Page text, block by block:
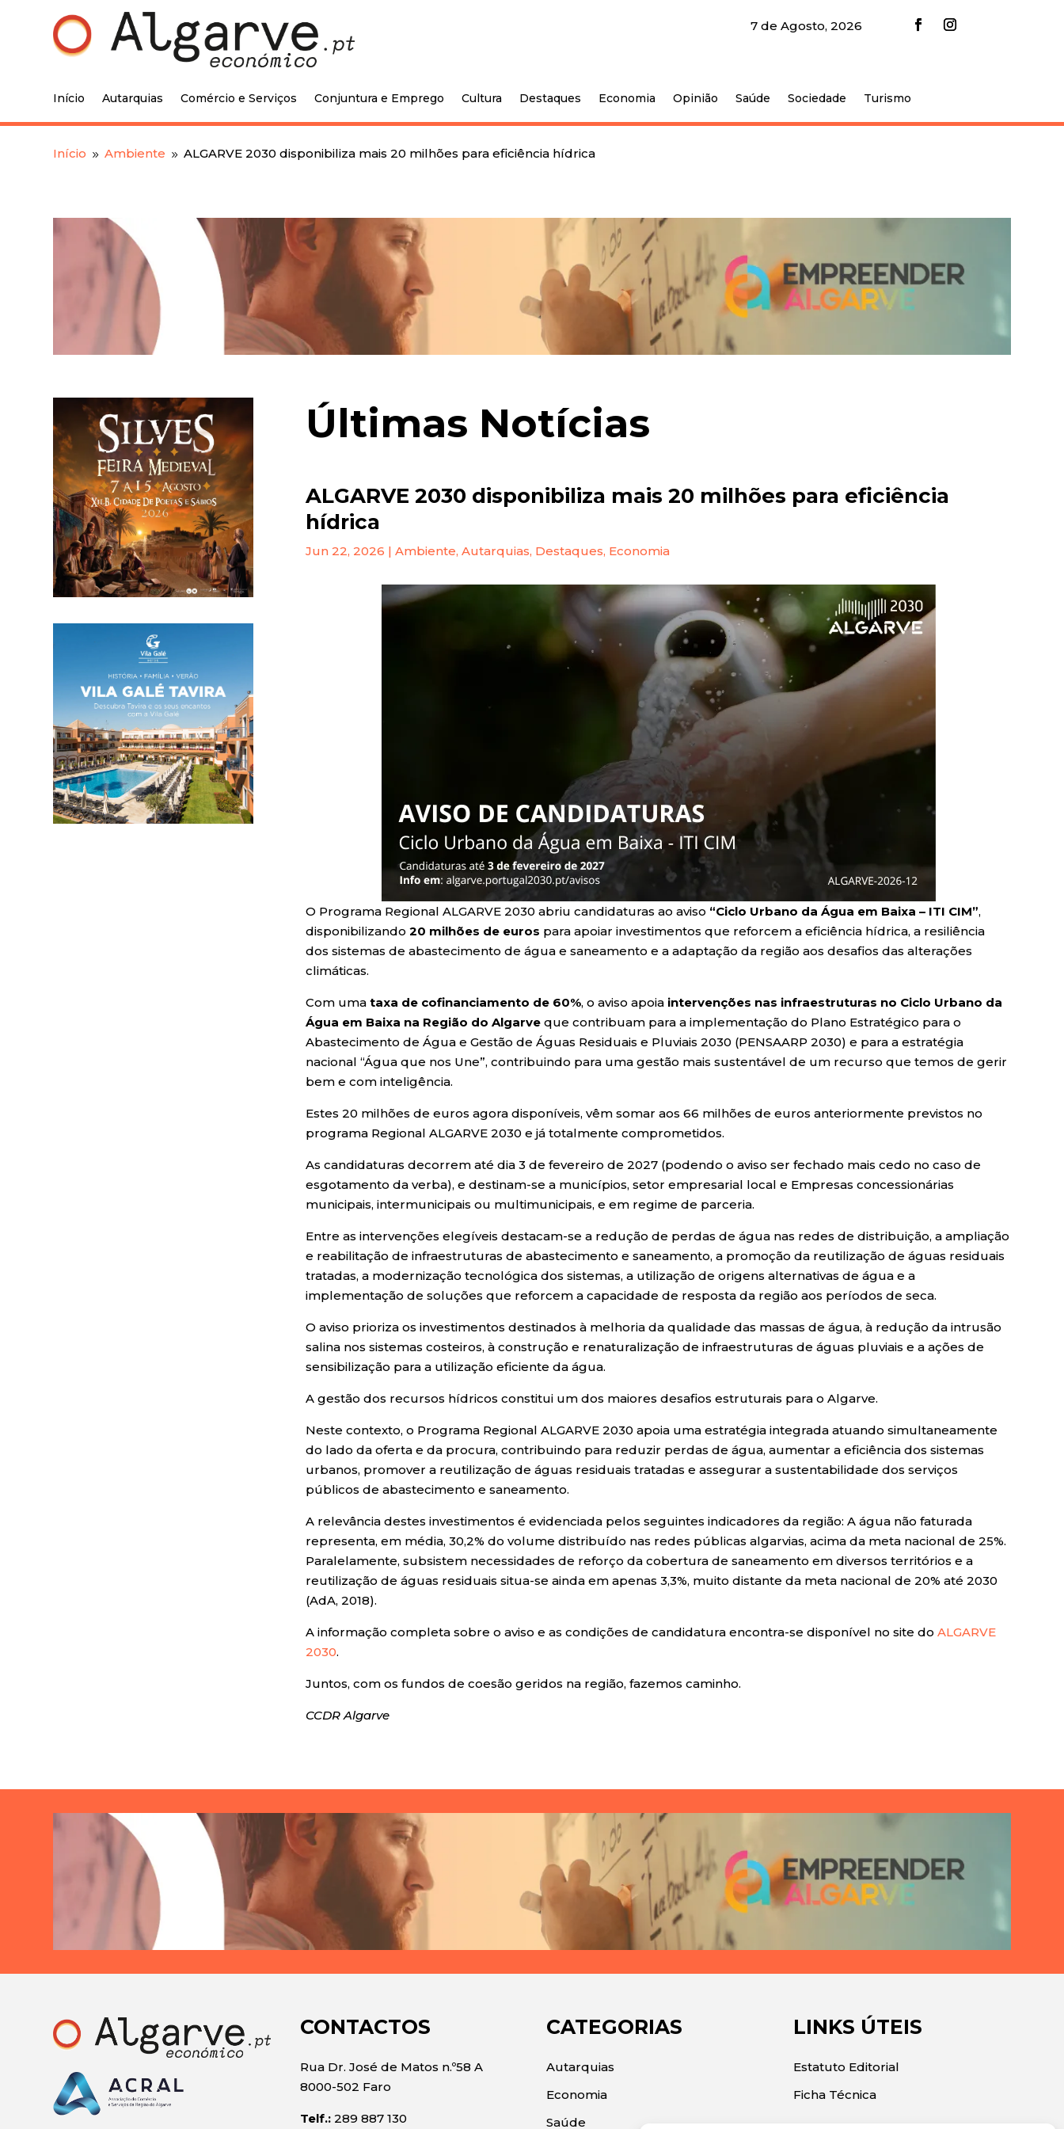
7 de Agosto, 2026
Início Autarquias Comércio e Serviços Conjuntura e Emprego Cultura Destaques Economia Opinião Saúde Sociedade Turismo
Início 9 Ambiente 9 ALGARVE 2030 disponibiliza mais 20 milhões para eficiência hídrica
Últimas Notícias
ALGARVE 2030 disponibiliza mais 20 milhões para eficiência
hídrica
Jun 22, 2026 |Ambiente,Autarquias, Destaques, Economia
O Programa Regional ALGARVE 2030 abriu candidaturas ao aviso “Ciclo Urbano da Água em Baixa – ITI CIM”,
disponibilizando20 milhões de euros para apoiar investimentos que reforcem a eficiência hídrica, a resiliência
dos sistemas de abastecimento de água e saneamento e a adaptação da região aos desafios das alterações
climáticas.
Com umataxa de cofinanciamento de 60%, o aviso apoia intervenções nas infraestruturas no Ciclo Urbano da
Água em Baixa na Região do Algarve que contribuam para a implementação do Plano Estratégico para o
Abastecimento de Água e Gestão de Águas Residuais e Pluviais 2030 (PENSAARP 2030) e para a estratégia
nacional “Água que nos Une”, contribuindo para uma gestão mais sustentável de um recurso que temos de gerir
bem e com inteligência.
Estes 20 milhões de euros agora disponíveis, vêm somar aos 66 milhões de euros anteriormente previstos no
programa Regional ALGARVE 2030 e já totalmente comprometidos.
As candidaturas decorrem até dia 3 de fevereiro de 2027 (podendo o aviso ser fechado mais cedo no caso de
esgotamento da verba), e destinam-se a municípios, setor empresarial local e Empresas concessionárias
municipais, intermunicipais ou multimunicipais, e em regime de parceria.
Entre as intervenções elegíveis destacam-se a redução de perdas de água nas redes de distribuição, a ampliação
e reabilitação de infraestruturas de abastecimento e saneamento, a promoção da reutilização de águas residuais
tratadas, a modernização tecnológica dos sistemas, a utilização de origens alternativas de água e a
implementação de soluções que reforcem a capacidade de resposta da região aos períodos de seca.
O aviso prioriza os investimentos destinados à melhoria da qualidade das massas de água, à redução da intrusão
salina nos sistemas costeiros, à construção e renaturalização de infraestruturas de águas pluviais e a ações de
sensibilização para a utilização eficiente da água.
A gestão dos recursos hídricos constitui um dos maiores desafios estruturais para o Algarve.
Neste contexto, o Programa Regional ALGARVE 2030 apoia uma estratégia integrada atuando simultaneamente
do lado da oferta e da procura, contribuindo para reduzir perdas de água, aumentar a eficiência dos sistemas
urbanos, promover a reutilização de águas residuais tratadas e assegurar a sustentabilidade dos serviços
públicos de abastecimento e saneamento.
A relevância destes investimentos é evidenciada pelos seguintes indicadores da região: A água não faturada
representa, em média, 30,2% do volume distribuído nas redes públicas algarvias, acima da meta nacional de 25%.
Paralelamente, subsistem necessidades de reforço da cobertura de saneamento em diversos territórios e a
reutilização de águas residuais situa-se ainda em apenas 3,3%, muito distante da meta nacional de 20% até 2030
(AdA, 2018).
A informação completa sobre o aviso e as condições de candidatura encontra-se disponível no site doALGARVE
2030.
Juntos, com os fundos de coesão geridos na região, fazemos caminho.
CCDR Algarve
CONTACTOS
Rua Dr. José de Matos n.º58 A
8000-502 Faro
Telf.:289 887 130
CATEGORIAS
Autarquias
Economia
Saúde
LINKS ÚTEIS
Estatuto Editorial
Ficha Técnica